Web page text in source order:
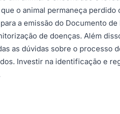
o animal permaneça perdido
a emissão do Documento
de doenças. Além
as dúvidas sobre o processo
Investir na identificação e